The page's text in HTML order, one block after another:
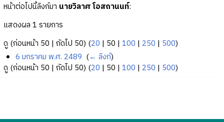
หน้าต่อไปนี้ลิงก์มา นายวิลาศ โอสถานนท์:
แสดงผล 1 รายการ
ดู (ก่อนหน้า 50 | ถัดไป 50) (20 | 50 | 100 | 250 | 500)
6 มกราคม พ.ศ. 2489 (← ลิงก์)
ดู (ก่อนหน้า 50 | ถัดไป 50) (20 | 50 | 100 | 250 | 500)